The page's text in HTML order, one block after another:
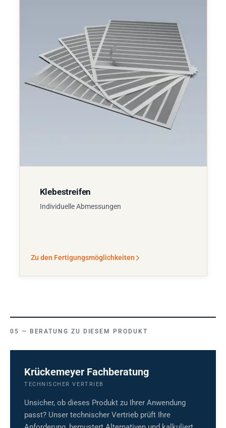
Klebestreifen
Individuelle Abmessungen
Zu den Fertigungsmöglichkeiten
BERATUNG ZU DIESEM PRODUKT
Krückemeyer Fachberatung
TECHNISCHER VERTRIEB
Unsicher, ob dieses Produkt zu Ihrer Anwendung
passt? Unser technischer Vertrieb prüft Ihre